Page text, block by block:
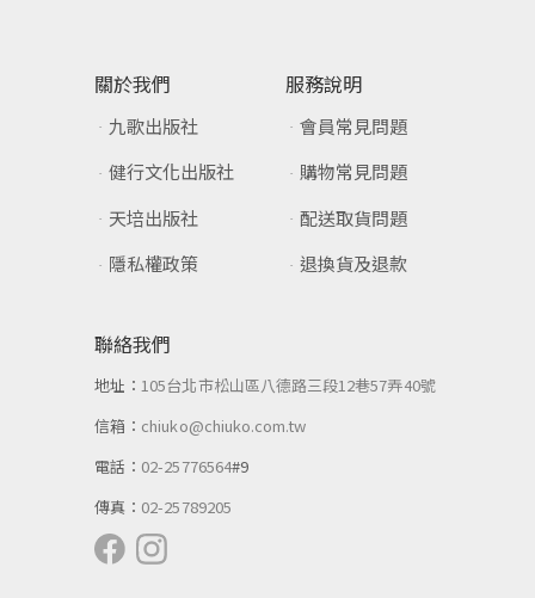
關於我們
九歌出版社
健行文化出版社
天培出版社
隱私權政策
服務說明
會員常見問題
購物常見問題
配送取貨問題
退換貨及退款
聯絡我們
地址：105台北市松山區八德路三段12巷57弄40號
信箱： chiuko@chiuko.com.tw
電話： 02-25776564#9
傳真： 02-25789205